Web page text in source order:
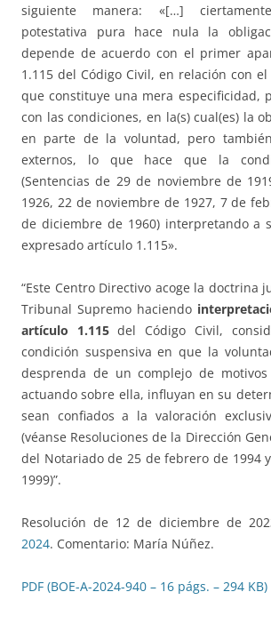
siguiente manera: «[…]
potestativa pura hace nula la
depende de acuerdo con el primer
1.115 del Código Civil, en relación con
que constituye una mera especificidad,
con las condiciones, en la(s) cual(es) la
en parte de la voluntad, pero
externos, lo que hace que la
(Sentencias de 29 de noviembre de
1926, 22 de noviembre de 1927, 7 de
de diciembre de 1960) interpretando a
expresado artículo 1.115».
“Este Centro Directivo acoge la doctrina
Tribunal Supremo haciendo
artículo 1.115del Código Civil,
condición suspensiva en que la
desprenda de un complejo de
actuando sobre ella, influyan en su
sean confiados a la valoración
(véanse Resoluciones de la Dirección
del Notariado de 25 de febrero de 1994
1999)”.
Resolución de 12 de diciembre de
2024. Comentario: María Núñez.
PDF (BOE-A-2024-940 – 16 págs. – 294 KB)